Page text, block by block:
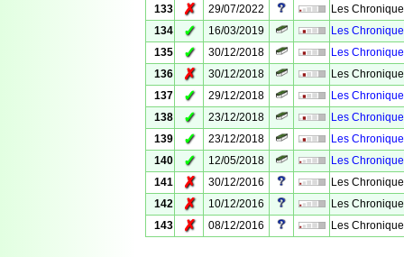
133
✗ 29/07/2022
Les
134
✓ 16/03/2019
Les
135
✓ 30/12/2018
Les
136
✗ 30/12/2018
Les
137
✓ 29/12/2018
Les
138
✓ 23/12/2018
Les
139
✓ 23/12/2018
Les
140
✓ 12/05/2018
Les
141
✗ 30/12/2016
Les
142
✗ 10/12/2016
Les
143
✗ 08/12/2016 Les